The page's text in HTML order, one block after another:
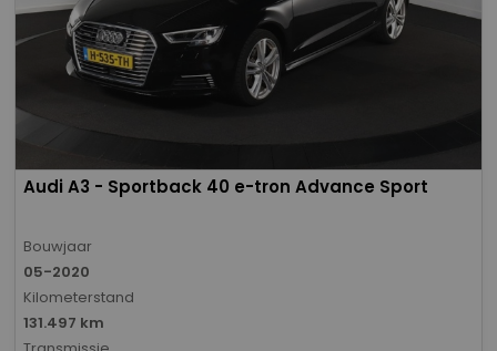
Audi A3 - Sportback 40 e-tron Advance Sport
Bouwjaar
05-2020
Kilometerstand
131.497 km